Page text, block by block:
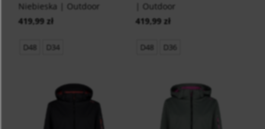
Niebieska | Outdoor
419,99 zł
D48 D34
| Outdoor
419,99 zł
D48 D36